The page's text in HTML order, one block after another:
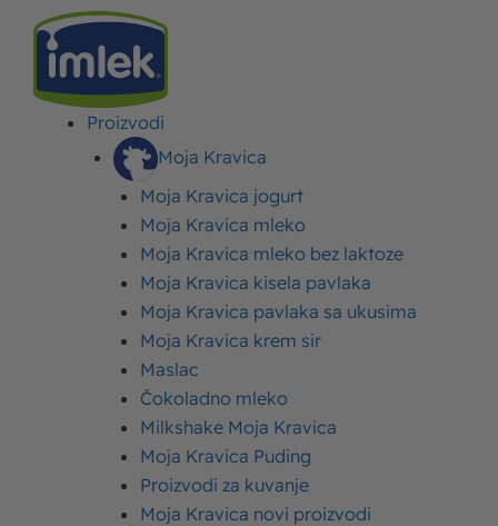
Proizvodi
Moja Kravica
Moja Kravica jogurt
Moja Kravica mleko
Moja Kravica mleko bez laktoze
Moja Kravica kisela pavlaka
Moja Kravica pavlaka sa ukusima
Moja Kravica krem sir
Maslac
Čokoladno mleko
Milkshake Moja Kravica
Moja Kravica Puding
Proizvodi za kuvanje
Moja Kravica novi proizvodi
>RECEPTI>ZDRAVI RECEPTI
POSLASTICE OD KINOE
Kinoa recepti – 4
najukusnije poslastice od
Ažurirano: 05. maj 2025.